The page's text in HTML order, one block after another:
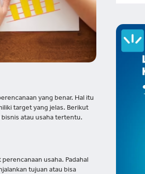
yang benar. Hal itu
target yang jelas. Berikut
bisnis atau usaha tertentu.
usaha. Padahal
tujuan atau bisa